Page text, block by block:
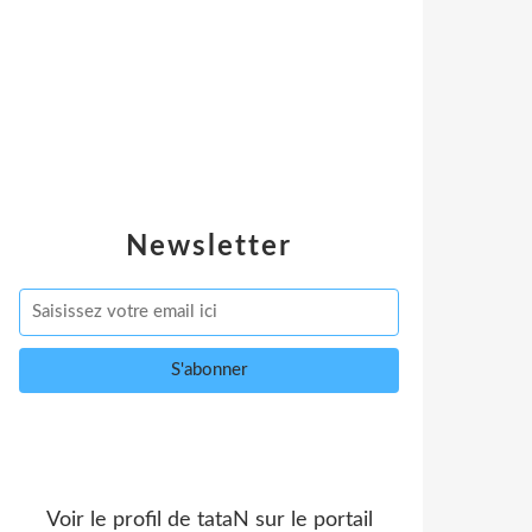
Newsletter
Voir le profil de tataN sur le portail